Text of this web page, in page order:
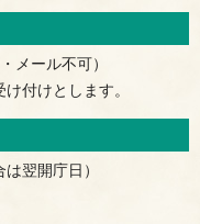
メール不可）
付けとします。
翌開庁日）